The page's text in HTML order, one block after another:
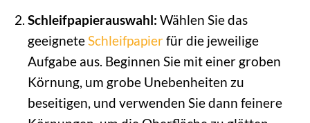
Schleifpapierauswahl: Wählen Sie das
geeigneteSchleifpapierfür die jeweilige
Aufgabe aus. Beginnen Sie mit einer groben
Körnung, um grobe Unebenheiten zu
beseitigen, und verwenden Sie dann feinere